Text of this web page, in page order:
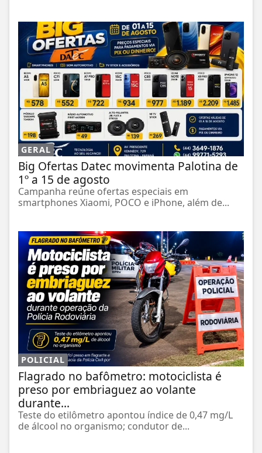
GERAL
Big Ofertas Datec movimenta Palotina de
1º a 15 de agosto
Campanha reúne ofertas especiais em
smartphones Xiaomi, POCO e iPhone, além de...
POLICIAL
Flagrado no bafômetro: motociclista é
preso por embriaguez ao volante
durante...
Teste do etilômetro apontou índice de 0,47 mg/L
de álcool no organismo; condutor de...